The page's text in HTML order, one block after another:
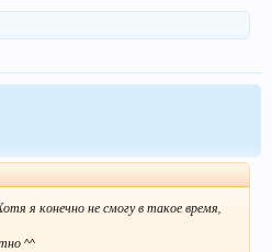
я конечно не смогу в такое время,
^^